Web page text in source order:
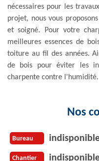
nécessaires pour les
projet, nous vous
et soigné. Pour votre
meilleures essences de
toiture au fil des années.
de bois pour éviter les
charpente contre l'humidité.
Nos
Bureau
Chantier